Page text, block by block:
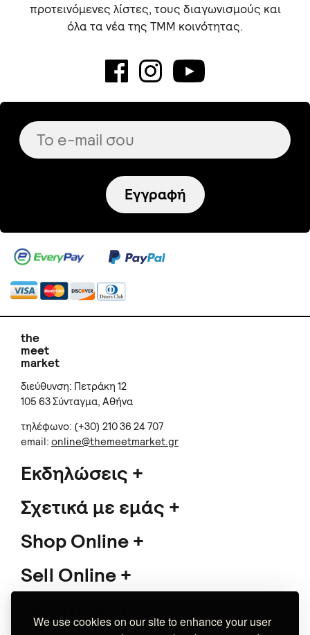
We use cookies on our site to enhance your user
προτεινόμενες λίστες, τους διαγωνισμούς και
όλα τα νέα της TMM κοινότητας.
Εγγραφή
the
meet
market
διεύθυνση: Πετράκη 12
105 63 Σύνταγμα, Αθήνα
τηλέφωνο: (+30) 210 36 24 707
email: online@themeetmarket.gr
Εκδηλώσεις
Σχετικά με εμάς
Shop Online
Sell Online